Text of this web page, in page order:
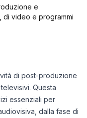
e
di video e programmi
di post-produzione
Questa
essenziali per
dalla fase di